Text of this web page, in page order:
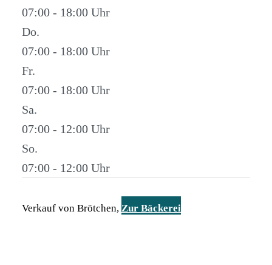
07:00 - 18:00
Do.
07:00 - 18:00
Fr.
07:00 - 18:00
Sa.
07:00 - 12:00
So.
07:00 - 12:00
Verkauf von Brötchen, Zur Bäckerei